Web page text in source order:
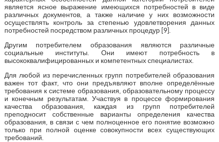
является ясное выражение имеющихся потребностей в виде
различных документов, а также наличие у них возможности
осуществлять контроль за степенью удовлетворения данных
потребностей посредством различных процедур [9].
Другим потребителем образования являются различные
социальные институты. Они имеют потребность в
высококвалифицированных и компетентных специалистах.
Для любой из перечисленных групп потребителей образования
важен тот факт, что они предъявляют вполне определённые
требования к системе образования, образовательному процессу
и конечным результатам. Участвуя в процессе формирования
качества образования, каждая из групп потребителей
преподносит собственные варианты определения качества
образования, в связи с чем полноценное его понятие возможно
только при полной оценке совокупности всех существующих
требований.